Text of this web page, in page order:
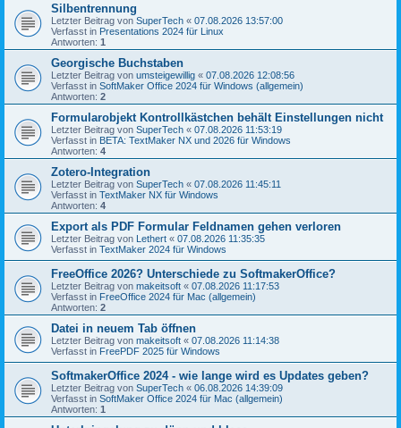
Silbentrennung
Letzter Beitrag von SuperTech « 07.08.2026 13:57:00
Verfasst in Presentations 2024 für Linux
Antworten: 1
Georgische Buchstaben
Letzter Beitrag von umsteigewillig « 07.08.2026 12:08:56
Verfasst in SoftMaker Office 2024 für Windows (allgemein)
Antworten: 2
Formularobjekt Kontrollkästchen behält Einstellungen nicht
Letzter Beitrag von SuperTech « 07.08.2026 11:53:19
Verfasst in BETA: TextMaker NX und 2026 für Windows
Antworten: 4
Zotero-Integration
Letzter Beitrag von SuperTech « 07.08.2026 11:45:11
Verfasst in TextMaker NX für Windows
Antworten: 4
Export als PDF Formular Feldnamen gehen verloren
Letzter Beitrag von Lethert « 07.08.2026 11:35:35
Verfasst in TextMaker 2024 für Windows
FreeOffice 2026? Unterschiede zu SoftmakerOffice?
Letzter Beitrag von makeitsoft « 07.08.2026 11:17:53
Verfasst in FreeOffice 2024 für Mac (allgemein)
Antworten: 2
Datei in neuem Tab öffnen
Letzter Beitrag von makeitsoft « 07.08.2026 11:14:38
Verfasst in FreePDF 2025 für Windows
SoftmakerOffice 2024 - wie lange wird es Updates geben?
Letzter Beitrag von SuperTech « 06.08.2026 14:39:09
Verfasst in SoftMaker Office 2024 für Mac (allgemein)
Antworten: 1